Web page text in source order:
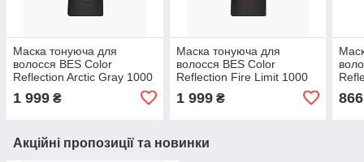
Маска тонуюча для
волосся BES Color
Reflection Arctic Gray 1000
1 999 ₴
Маска тонуюча для
волосся BES Color
Reflection Fire Limit 1000
1 999₴ 866
Акційні пропозиції та новинки